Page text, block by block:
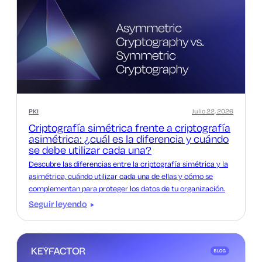
PKI
Criptografía simétrica frente a criptografía
asimétrica: ¿cuál es la diferencia y cuándo
se debe utilizar cada una?
Julio 22, 2026
Descubre las diferencias entre la criptografía simétrica y la
asimétrica, cuándo utilizar cada una de ellas y cómo se
complementan para proteger los datos de tu organización.
Seguir leyendo